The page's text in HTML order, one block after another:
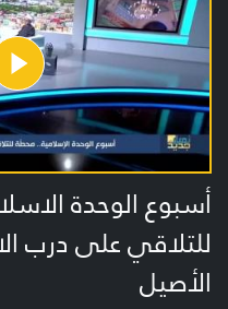
أسبوع الوحدة
للتلاقي على درب
الأصيل